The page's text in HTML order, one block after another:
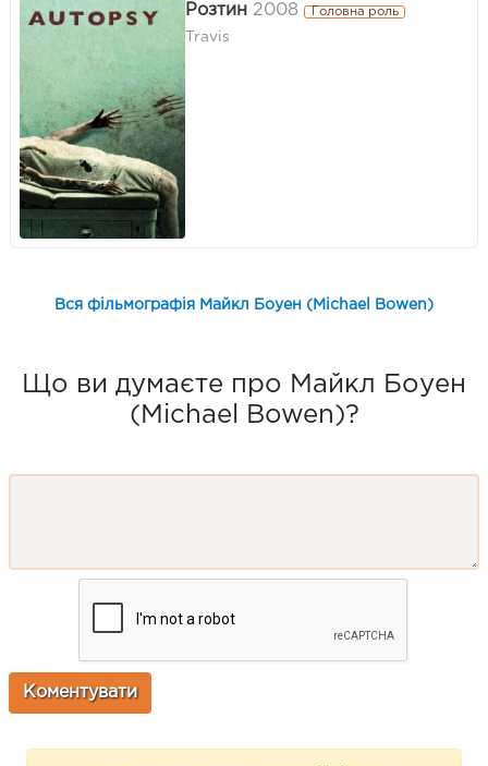
Розтин 2008 Головна роль
Travis
Вся фільмографія Майкл Боуен (Michael Bowen)
Що ви думаєте про Майкл Боуен
(Michael Bowen)?